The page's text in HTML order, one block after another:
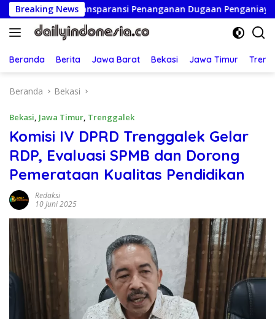
Langsung
ke
konten
Breaking NewsPenanganan Dugaan Penganiayaan
Beranda Berita Jawa Barat Bekasi Jawa Timur
Beranda Bekasi
Bekasi, Jawa Timur, Trenggalek
Komisi IV DPRD Trenggalek Gelar
RDP, Evaluasi SPMB dan Dorong
Pemerataan Kualitas Pendidikan
Redaksi
10 Juni 2025